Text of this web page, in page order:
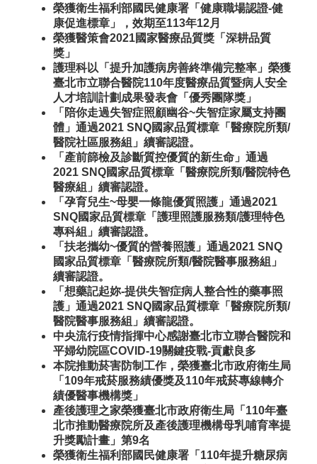
榮獲衛生福利部國民健康署「健康職場認證-健
康促進標章」，效期至113年12月
榮獲醫策會2021國家醫療品質獎「深耕品質
獎」
護理科以「提升加護病房善終準備完整率」榮獲
臺北市立聯合醫院110年度醫療品質暨病人安全
人才培訓計劃成果發表會「優秀團隊獎」
「陪你走過失智症照顧幽谷~失智症家屬支持團
體」通過2021 SNQ國家品質標章「醫療院所類/
醫院社區服務組」續審認證。
「產前篩檢及診斷質控優質的新生命」通過
2021 SNQ國家品質標章「醫療院所類/醫院特色
醫療組」續審認證。
「孕育兒生~母嬰一條龍優質照護」通過2021
SNQ國家品質標章「護理照護服務類/護理特色
專科組」續審認證。
「扶老攜幼~優質的營養照護」通過2021 SNQ
國家品質標章「醫療院所類/醫院醫事服務組」
續審認證。
「想藥記起妳-提供失智症病人整合性的藥事照
護」通過2021 SNQ國家品質標章「醫療院所類/
醫院醫事服務組」續審認證。
中央流行疫情指揮中心感謝臺北市立聯合醫院和
平婦幼院區COVID-19關鍵疫戰-貢獻良多
本院推動菸害防制工作，榮獲臺北市政府衛生局
「109年戒菸服務績優獎及110年戒菸專線轉介
績優醫事機構獎」
產後護理之家榮獲臺北市政府衛生局「110年臺
北市推動醫療院所及產後護理機構母乳哺育率提
升獎勵計畫」第9名
榮獲衛生福利部國民健康署「110年提升糖尿病